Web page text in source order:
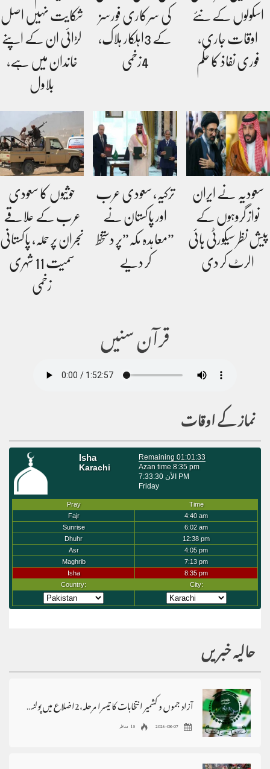
اسکولوں کے نئے
اوقات جاری،
فوری نفاذ کا حکم
کی سرکاری فورسز
کے 3اہلکار ہلاک،
4زخمی
شکایت نہیں اصل
لڑائی ان کے اپنے
خاندان میں ہے،
بلاول
سعودیہ نے ایران
نواز گروہوں کے
پیش نظر سیکورٹی ہائی
الرٹ کر دی
ترکیہ، سعودی عرب
اور پاکستان نے
”معاہدہ مکہ”پر دستخط
کر دیے
حوثیوں کا سعودی
عرب کے علاقے
نجران پر حملہ، پاکستانی
سمیت 11 شہری
زخمی
قرآن سنیں
نماز کے اوقات
حالیہ خبریں
آزاد جموں و کشمیر انتخابات کا تیسرا مرحلہ،2اضلاع میں پولنگ ملتوی
2026-08-07 15 مناظر